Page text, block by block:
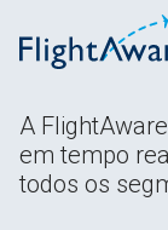
A
em tempo
todos os